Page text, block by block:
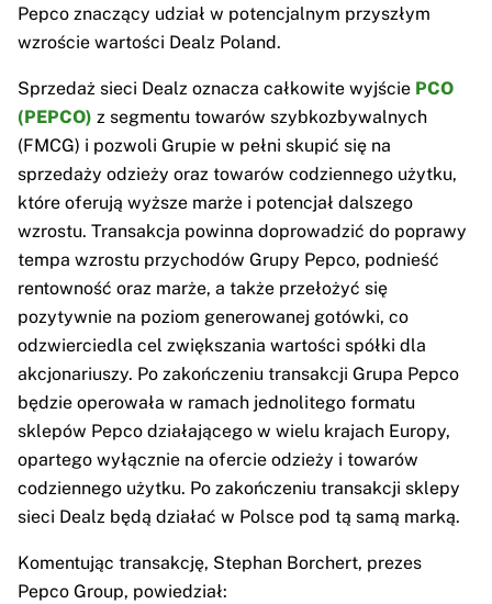
Pepco znaczący udział w potencjalnym przyszłym
wzroście wartości Dealz Poland.
Sprzedaż sieci Dealz oznacza całkowite wyjście PCO
(PEPCO) z segmentu towarów szybkozbywalnych
(FMCG) i pozwoli Grupie w pełni skupić się na
sprzedaży odzieży oraz towarów codziennego użytku,
które oferują wyższe marże i potencjał dalszego
wzrostu. Transakcja powinna doprowadzić do poprawy
tempa wzrostu przychodów Grupy Pepco, podnieść
rentowność oraz marże, a także przełożyć się
pozytywnie na poziom generowanej gotówki, co
odzwierciedla cel zwiększania wartości spółki dla
akcjonariuszy. Po zakończeniu transakcji Grupa Pepco
będzie operowała w ramach jednolitego formatu
sklepów Pepco działającego w wielu krajach Europy,
opartego wyłącznie na ofercie odzieży i towarów
codziennego użytku. Po zakończeniu transakcji sklepy
sieci Dealz będą działać w Polsce pod tą samą marką.
Komentując transakcję, Stephan Borchert, prezes
Pepco Group, powiedział: